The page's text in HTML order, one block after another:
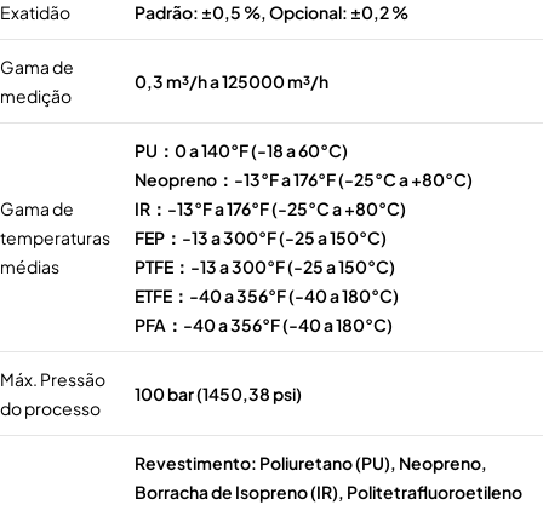
Exatidão Padrão: ±0,5 %, Opcional: ±0,2 %
Gama de
medição
0,3 m³/h a 125000 m³/h
Gama de
temperaturas
médias
PU：0 a 140°F (-18 a 60°C)
Neopreno：-13°F a 176°F (-25°C a +80°C)
IR：-13°F a 176°F (-25°C a +80°C)
FEP：-13 a 300°F (-25 a 150°C)
PTFE：-13 a 300°F (-25 a 150°C)
ETFE：-40 a 356°F (-40 a 180°C)
PFA：-40 a 356°F (-40 a 180°C)
Máx. Pressão
do processo
100 bar (1450,38 psi)
Revestimento: Poliuretano (PU), Neopreno,
Borracha de Isopreno (IR), Politetrafluoroetileno